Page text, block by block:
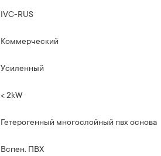
IVC-RUS
Коммерческий
Усиленный
< 2kW
Гетерогенный многослойный пвх основа
Вспен. ПВХ